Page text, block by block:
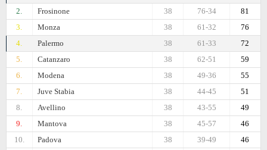
2.
Frosinone 81
76-34
38
3.
Monza 76
61-32
38
4.
Palermo 72
61-33
38
5.
Catanzaro 59
62-51
38
6.
Modena 55
49-36
38
7.
Juve Stabia 51
44-45
38
8.
Avellino 49
43-55
38
9.
Mantova 46
45-57
38
10.
Padova 46
39-49
38